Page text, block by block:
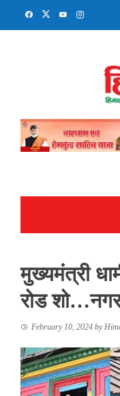
मुख्यमंत्री
रोड
February 10, 2024 by